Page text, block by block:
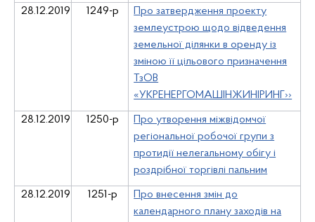
28.12.2019 1249-р
Про затвердження проекту
землеустрою щодо відведення
земельної ділянки в оренду із
зміною її цільового призначення
ТзОВ
«УКРЕНЕРГОМАШІНЖИНІРИНГ››
28.12.2019 1250-р
Про утворення міжвідомчої
регіональної робочої групи з
протидії нелегальному обігу і
роздрібної торгівлі пальним
28.12.2019 1251-р
Про внесення змін до
календарного плану заходів на